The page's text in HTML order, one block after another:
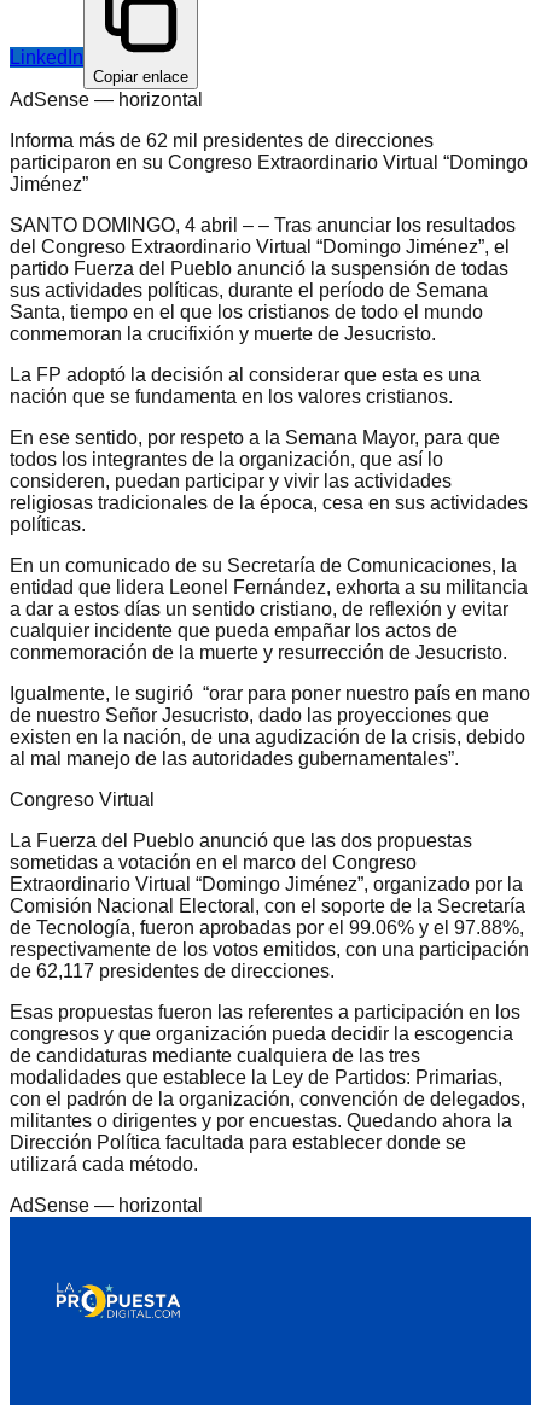
LinkedIn
Copiar enlace
AdSense — horizontal
Informa más de 62 mil presidentes de direcciones
participaron en su Congreso Extraordinario Virtual “Domingo
Jiménez”
SANTO DOMINGO, 4 abril – – Tras anunciar los resultados
del Congreso Extraordinario Virtual “Domingo Jiménez”, el
partido Fuerza del Pueblo anunció la suspensión de todas
sus actividades políticas, durante el período de Semana
Santa, tiempo en el que los cristianos de todo el mundo
conmemoran la crucifixión y muerte de Jesucristo.
La FP adoptó la decisión al considerar que esta es una
nación que se fundamenta en los valores cristianos.
En ese sentido, por respeto a la Semana Mayor, para que
todos los integrantes de la organización, que así lo
consideren, puedan participar y vivir las actividades
religiosas tradicionales de la época, cesa en sus actividades
políticas.
En un comunicado de su Secretaría de Comunicaciones, la
entidad que lidera Leonel Fernández, exhorta a su militancia
a dar a estos días un sentido cristiano, de reflexión y evitar
cualquier incidente que pueda empañar los actos de
conmemoración de la muerte y resurrección de Jesucristo.
Igualmente, le sugirió “orar para poner nuestro país en mano
de nuestro Señor Jesucristo, dado las proyecciones que
existen en la nación, de una agudización de la crisis, debido
al mal manejo de las autoridades gubernamentales”.
Congreso Virtual
La Fuerza del Pueblo anunció que las dos propuestas
sometidas a votación en el marco del Congreso
Extraordinario Virtual “Domingo Jiménez”, organizado por la
Comisión Nacional Electoral, con el soporte de la Secretaría
de Tecnología, fueron aprobadas por el 99.06% y el 97.88%,
respectivamente de los votos emitidos, con una participación
de 62,117 presidentes de direcciones.
Esas propuestas fueron las referentes a participación en los
congresos y que organización pueda decidir la escogencia
de candidaturas mediante cualquiera de las tres
modalidades que establece la Ley de Partidos: Primarias,
con el padrón de la organización, convención de delegados,
militantes o dirigentes y por encuestas. Quedando ahora la
Dirección Política facultada para establecer donde se
utilizará cada método.
AdSense — horizontal